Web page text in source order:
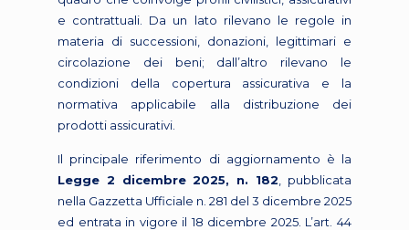
e contrattuali. Da un lato rilevano le regole in
materia di successioni, donazioni, legittimari e
circolazione dei beni; dall’altro rilevano le
condizioni della copertura assicurativa e la
normativa applicabile alla distribuzione dei
prodotti assicurativi.
Il principale riferimento di aggiornamento è la
Legge 2 dicembre 2025, n. 182 , pubblicata
nella Gazzetta Ufficiale n. 281 del 3 dicembre 2025
ed entrata in vigore il 18 dicembre 2025. L’art. 44